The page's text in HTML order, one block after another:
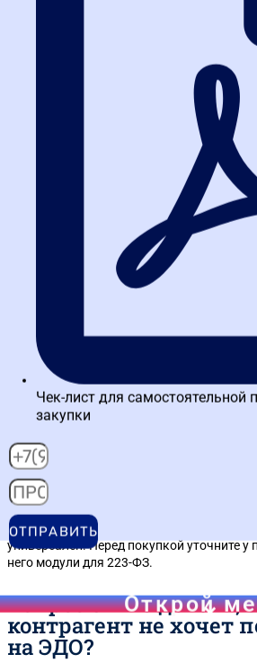
прокачать базу и задать вопросы
FAQ: Часто
вопросы об
документообороте
Я собрал вопросы, которые мне задают
консультациях. Ответы помогут вам
Вопрос 1: Обязателен
всех участников
документооборот стал обязательным.
для закрытых закупок и некоторых
госбезопасностью. Если вы участвуете в
ЭДО не обойтись.
Вопрос 2: Можно ли
одну систему ЭДО для
по 44-ФЗ, и по 223-ФЗ?
Можно, но не все системы одинаково
закона. Например, СБИС лучше заточен
универсален. Перед покупкой уточните у
него модули для 223-ФЗ.
Вопрос 3: Что делать,
контрагент не хочет
на ЭДО?
Чек-лист для самостоятельной
закупки
ОТПРАВИТЬ
Открой